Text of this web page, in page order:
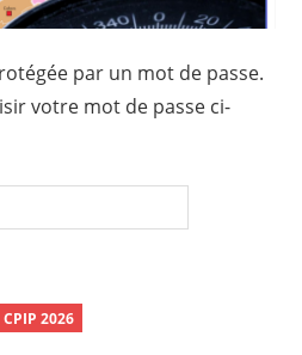
par un mot de passe.
votre mot de passe ci-
2026